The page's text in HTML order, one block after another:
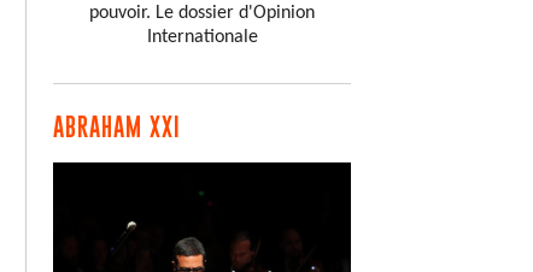
pouvoir. Le dossier d'Opinion
Internationale
ABRAHAM XXI